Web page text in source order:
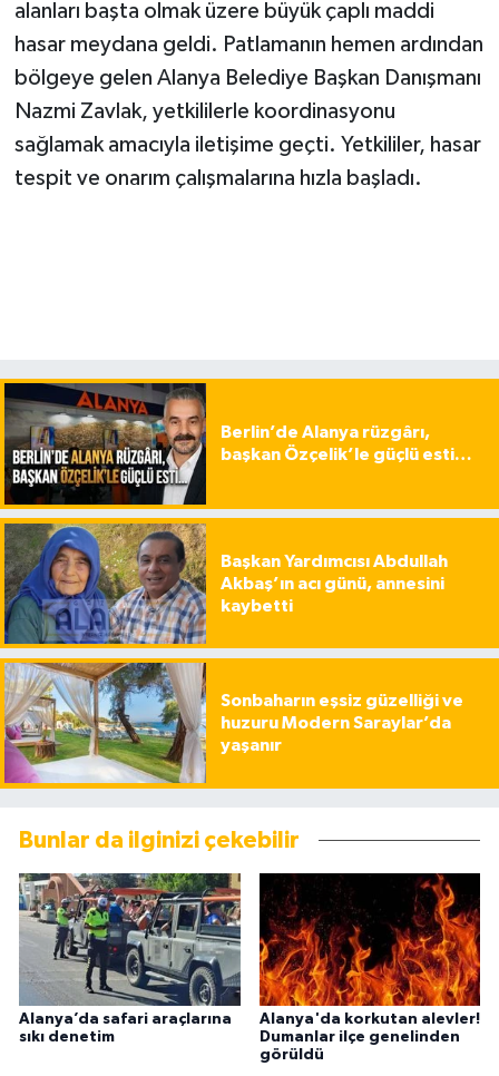
alanları başta olmak üzere büyük çaplı maddi
hasar meydana geldi. Patlamanın hemen ardından
bölgeye gelen Alanya Belediye Başkan Danışmanı
Nazmi Zavlak, yetkililerle koordinasyonu
sağlamak amacıyla iletişime geçti. Yetkililer, hasar
tespit ve onarım çalışmalarına hızla başladı.
Berlin’de Alanya rüzgârı,
başkan Özçelik’le güçlü esti…
Başkan Yardımcısı Abdullah
Akbaş’ın acı günü, annesini
kaybetti
Sonbaharın eşsiz güzelliği ve
huzuru Modern Saraylar’da
yaşanır
Bunlar da ilginizi çekebilir
Alanya’da safari araçlarına
sıkı denetim
Alanya'da korkutan alevler!
Dumanlar ilçe genelinden
görüldü